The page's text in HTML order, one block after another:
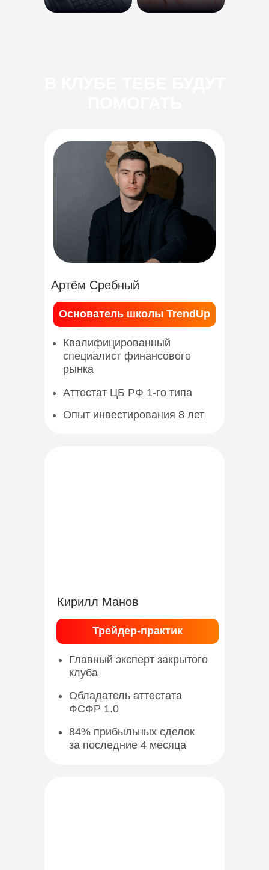
Квалифицированный
специалист финансового
рынка
Основатель школы TrendUp
Аттестат ЦБ РФ 1-го типа
Опыт инвестирования 8 лет
Артём Сребный
Главный эксперт закрытого
клуба
Трейдер-практик
Обладатель аттестата
ФСФР 1.0
84% прибыльных сделок
за последние 4 месяца
Кирилл Манов